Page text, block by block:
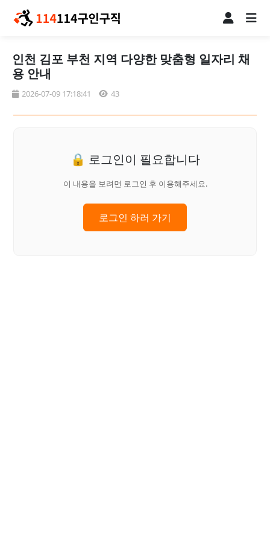
인천 김포 부천 지역 다양한 맞춤형 일자리 채
용 안내
2026-07-09 17:18:41 43
🔒 로그인이 필요합니다
이 내용을 보려면 로그인 후 이용해주세요.
로그인 하러 가기